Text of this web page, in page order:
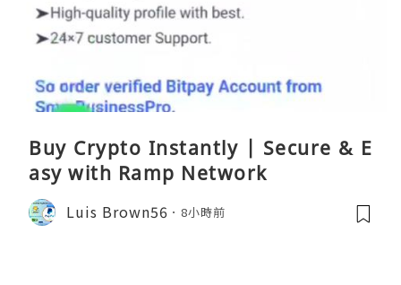
Buy Crypto Instantly | Secure & E
asy with Ramp Network
Luis Brown56 8小時前